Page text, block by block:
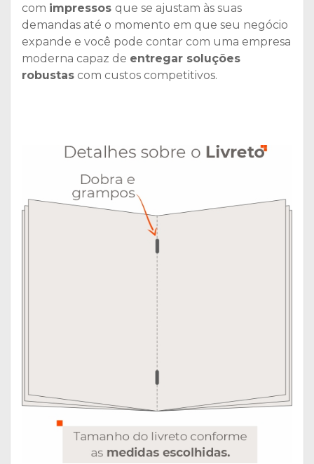
com impressos que se ajustam às suas
demandas até o momento em que seu negócio
expande e você pode contar com uma empresa
moderna capaz de entregar soluções
robustas com custos competitivos.